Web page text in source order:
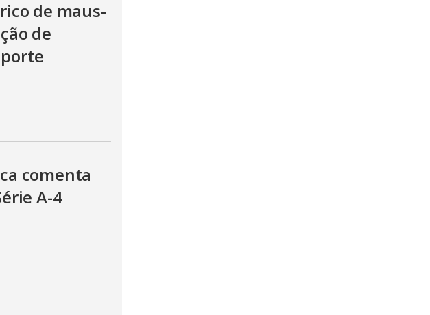
de maus-
de
comenta
A-4